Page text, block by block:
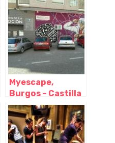
Myescape,
Burgos – Castilla
y León